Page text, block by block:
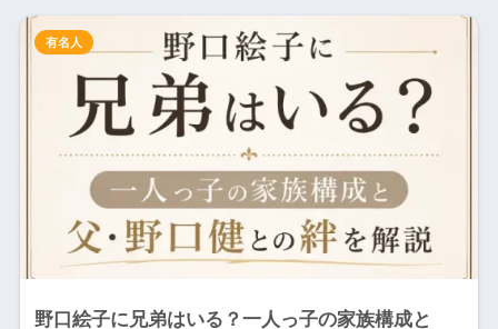
野口絵子に兄弟はいる？一人っ子の家族構成と
有名人